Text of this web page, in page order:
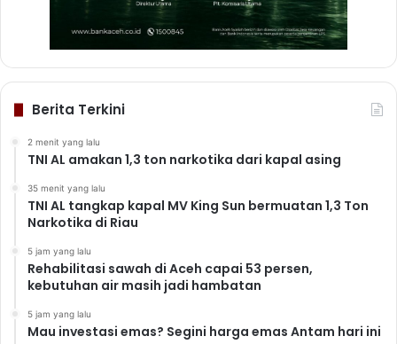
Berita Terkini
2 menit yang lalu
TNI AL amakan 1,3 ton narkotika dari kapal asing
35 menit yang lalu
TNI AL tangkap kapal MV King Sun bermuatan 1,3 Ton
Narkotika di Riau
5 jam yang lalu
Rehabilitasi sawah di Aceh capai 53 persen,
kebutuhan air masih jadi hambatan
5 jam yang lalu
Mau investasi emas? Segini harga emas Antam hari ini